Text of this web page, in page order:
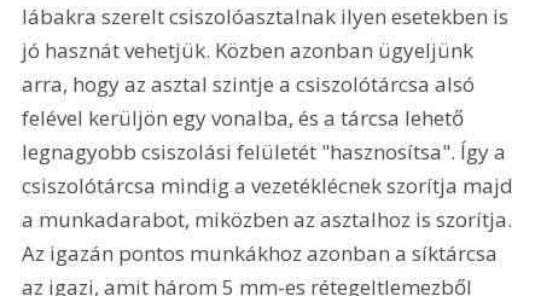
lábakra szerelt csiszolóasztalnak ilyen esetekben is
jó hasznát vehetjük. Közben azonban ügyeljünk
arra, hogy az asztal szintje a csiszolótárcsa alsó
felével kerüljön egy vonalba, és a tárcsa lehető
legnagyobb csiszolási felületét "hasznosítsa". Így a
csiszolótárcsa mindig a vezetéklécnek szorítja majd
a munkadarabot, miközben az asztalhoz is szorítja.
Az igazán pontos munkákhoz azonban a síktárcsa
az igazi, amit három 5 mm-es rétegeltlemezből